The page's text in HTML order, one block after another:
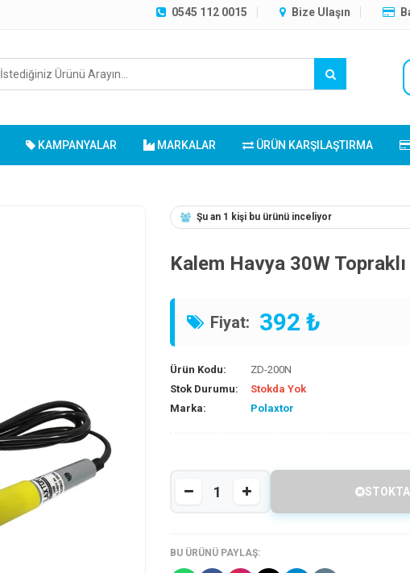
0545 112 0015 Bize Ulaşın
KAMPANYALAR MARKALAR ÜRÜN KARŞILAŞTIRMA
Şu an 1 kişi bu ürünü inceliyor
Kalem Havya 30W
Fiyat: 392 ₺
Ürün Kodu:
ZD-200N
Stok Durumu:
Stokda Yok
Marka:
Polaxtor
BU ÜRÜNÜ PAYLAŞ: